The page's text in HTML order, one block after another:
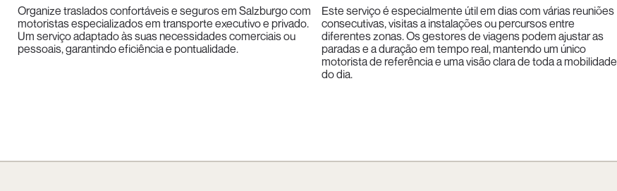
Organize traslados confortáveis e seguros em Salzburgo com
motoristas especializados em transporte executivo e privado.
Um serviço adaptado às suas necessidades comerciais ou
pessoais, garantindo eficiência e pontualidade.
Este serviço é especialmente útil em dias com várias reuniões
consecutivas, visitas a instalações ou percursos entre
diferentes zonas. Os gestores de viagens podem ajustar as
paradas e a duração em tempo real, mantendo um único
motorista de referência e uma visão clara de toda a mobilidade
do dia.